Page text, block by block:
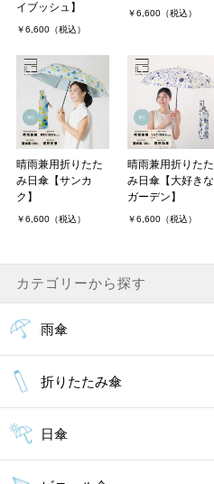
イブッシュ】
￥6,600（税込）
￥6,600（税込）
晴雨兼用折りたた
み日傘【サンカ
ク】
￥6,600（税込）
晴雨兼用折りたた
み日傘【大好きな
ガーデン】
￥6,600（税込）
カテゴリーから探す
雨傘
折りたたみ傘
日傘